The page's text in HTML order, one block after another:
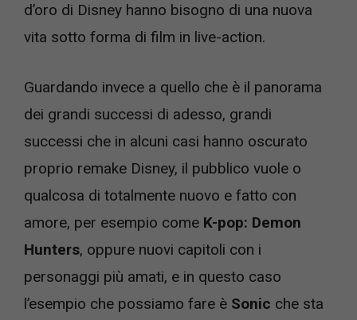
d’oro di Disney hanno bisogno di una nuova
vita sotto forma di film in live-action.
Guardando invece a quello che è il panorama
dei grandi successi di adesso, grandi
successi che in alcuni casi hanno oscurato
proprio remake Disney, il pubblico vuole o
qualcosa di totalmente nuovo e fatto con
amore, per esempio come K-pop: Demon
Hunters, oppure nuovi capitoli con i
personaggi più amati, e in questo caso
l’esempio che possiamo fare è Sonic che sta